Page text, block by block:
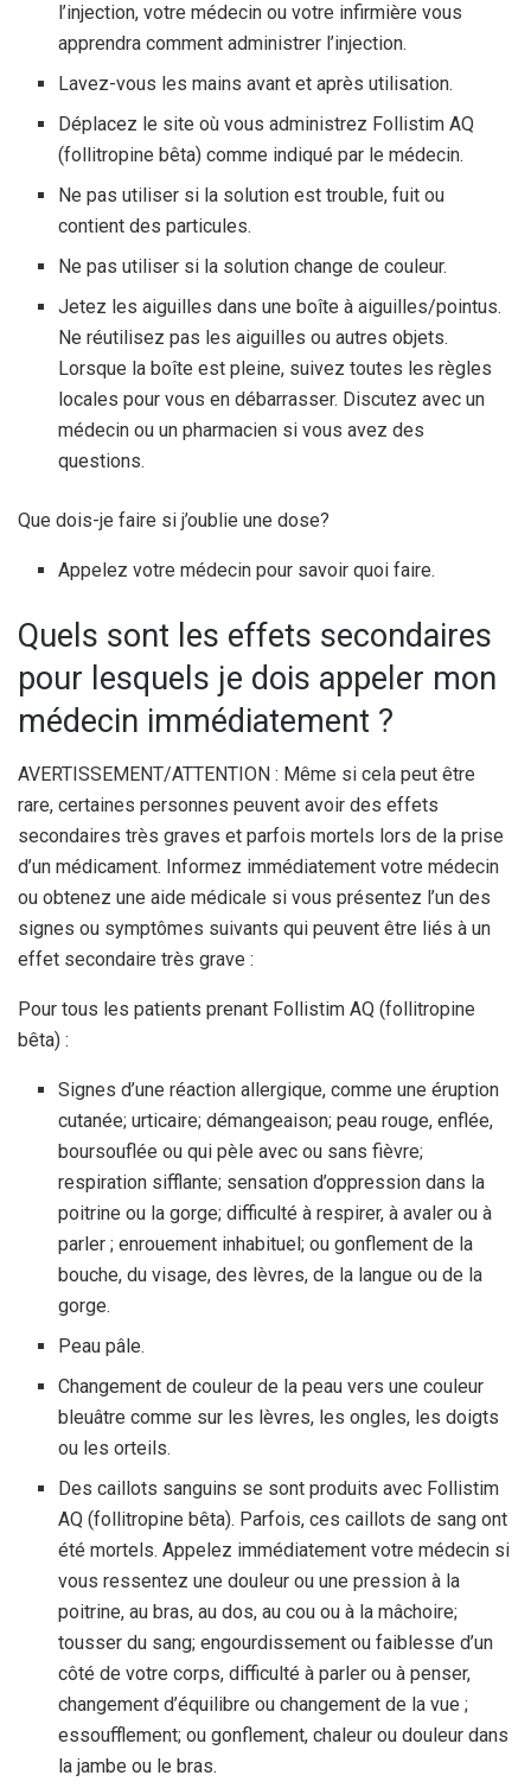
l’injection, votre médecin ou votre infirmière vous
apprendra comment administrer l’injection.
Lavez-vous les mains avant et après utilisation.
Déplacez le site où vous administrez Follistim AQ
(follitropine bêta) comme indiqué par le médecin.
Ne pas utiliser si la solution est trouble, fuit ou
contient des particules.
Ne pas utiliser si la solution change de couleur.
Jetez les aiguilles dans une boîte à aiguilles/pointus.
Ne réutilisez pas les aiguilles ou autres objets.
Lorsque la boîte est pleine, suivez toutes les règles
locales pour vous en débarrasser. Discutez avec un
médecin ou un pharmacien si vous avez des
questions.
Que dois-je faire si j’oublie une dose?
Appelez votre médecin pour savoir quoi faire.
Quels sont les effets secondaires
pour lesquels je dois appeler mon
médecin immédiatement ?
AVERTISSEMENT/ATTENTION : Même si cela peut être
rare, certaines personnes peuvent avoir des effets
secondaires très graves et parfois mortels lors de la prise
d’un médicament. Informez immédiatement votre médecin
ou obtenez une aide médicale si vous présentez l’un des
signes ou symptômes suivants qui peuvent être liés à un
effet secondaire très grave :
Pour tous les patients prenant Follistim AQ (follitropine
bêta) :
Signes d’une réaction allergique, comme une éruption
cutanée; urticaire; démangeaison; peau rouge, enflée,
boursouflée ou qui pèle avec ou sans fièvre;
respiration sifflante; sensation d’oppression dans la
poitrine ou la gorge; difficulté à respirer, à avaler ou à
parler ; enrouement inhabituel; ou gonflement de la
bouche, du visage, des lèvres, de la langue ou de la
gorge.
Peau pâle.
Changement de couleur de la peau vers une couleur
bleuâtre comme sur les lèvres, les ongles, les doigts
ou les orteils.
Des caillots sanguins se sont produits avec Follistim
AQ (follitropine bêta). Parfois, ces caillots de sang ont
été mortels. Appelez immédiatement votre médecin si
vous ressentez une douleur ou une pression à la
poitrine, au bras, au dos, au cou ou à la mâchoire;
tousser du sang; engourdissement ou faiblesse d’un
côté de votre corps, difficulté à parler ou à penser,
changement d’équilibre ou changement de la vue ;
essoufflement; ou gonflement, chaleur ou douleur dans
la jambe ou le bras.